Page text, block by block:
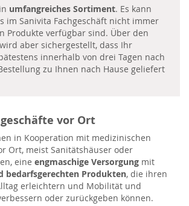
umfangreiches Sortiment. Es kann
im Sanivita Fachgeschäft nicht immer
Produkte verfügbar sind. Über den
aber sichergestellt, dass Ihr
innerhalb von drei Tagen nach
zu Ihnen nach Hause geliefert
vor Ort
in Kooperation mit medizinischen
Ort, meist Sanitätshäuser oder
eine engmaschige Versorgung mit
bedarfsgerechten Produkten, die ihren
erleichtern und Mobilität und
oder zurückgeben können.